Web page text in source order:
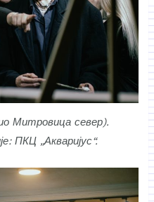
Митровица север).
ПКЦ „Акваријус“.